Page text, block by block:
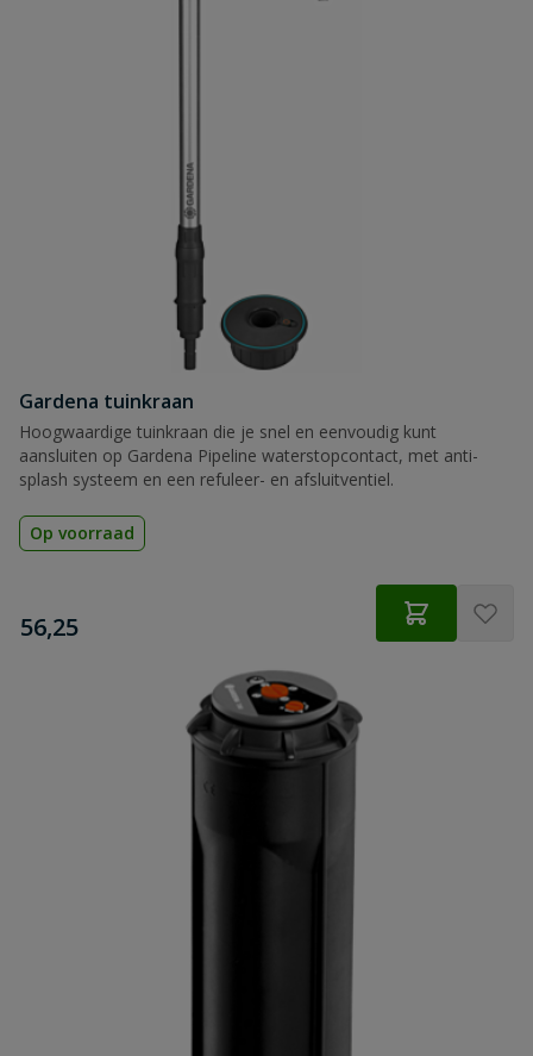
Gardena tuinkraan
Hoogwaardige tuinkraan die je snel en eenvoudig kunt
aansluiten op Gardena Pipeline waterstopcontact, met anti-
splash systeem en een refuleer- en afsluitventiel.
Op voorraad
€
56,25